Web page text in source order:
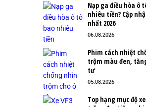
Nạp ga điều hòa ô
nhiêu tiền? Cập
nhất 2026
06.08.2026
Phim cách nhiệt
trộm màu đen,
tư
05.08.2026
Top hạng mục độ